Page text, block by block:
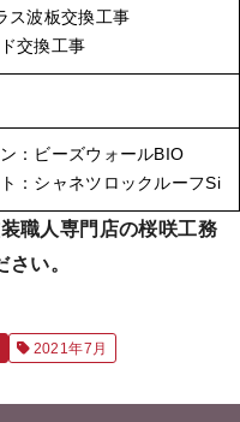
ス波板交換工事
交換工事
：ビーズウォールBIO
：シャネツロックルーフSi
職人専門店の桜咲工務
い。
2021年7月